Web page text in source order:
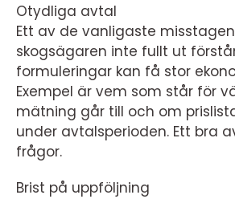
Otydliga avtal
Ett av de vanligaste
skogsägaren inte fullt ut
formuleringar kan få stor
Exempel är vem som står för
mätning går till och om
under avtalsperioden. Ett bra
frågor.
Brist på uppföljning